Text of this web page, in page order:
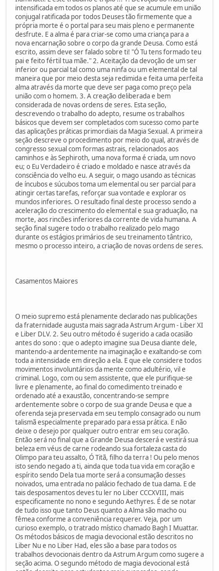
intensificada em todos os planos até que se acumule em união
conjugal ratificada por todos Deuses tão firmemente que a
própria morte é o portal para seu mais pleno e permanente
desfrute. E a alma é para criar-se como uma criança para a
nova encarnação sobre o corpo da grande Deusa. Como está
escrito, assim deve ser falado sobre ti! "Ó Tu tens formado teu
pai e feito fértil tua mãe." 2. Aceitação da devoção de um ser
inferior ou parcial tal como uma ninfa ou um elemental de tal
maneira que por meio desta seja redimida e feita uma perfeita
alma através da morte que deve ser paga como preço pela
união com o homem. 3. A creação deliberada e bem
considerada de novas ordens de seres. Esta seção,
descrevendo o trabalho do adepto, resume os trabalhos
básicos que devem ser completados com sucesso como parte
das aplicações práticas primordiais da Magia Sexual. A primeira
seção descreve o procedimento por meio do qual, através de
congresso sexual com formas astrais, relacionados aos
caminhos e às Sephiroth, uma nova forma é criada, um novo
eu; o Eu Verdadeiro é criado e moldado e nasce através da
consciência do velho eu. A seguir, o mago usando as técnicas
de íncubos e súcubos toma um elemental ou ser parcial para
atingir certas tarefas, reforçar sua vontade e explorar os
mundos inferiores. O resultado final deste processo sendo a
aceleração do crescimento do elemental e sua graduação, na
morte, aos rincões inferiores da corrente de vida humana. A
seção final sugere todo o trabalho realizado pelo mago
durante os estágios primários de seu treinamento tântrico,
mesmo o processo inteiro, a criação de novas ordens de seres.
Casamentos Maiores
O meio supremo está plenamente declarado nas publicações
da fraternidade augusta mais sagrada Astrum Argum - Liber XI
e Liber DLV. 2. Seu outro método é sugerido a cada ocasião
antes do sono : que o adepto imagine sua Deusa diante dele,
mantendo-a ardentemente na imaginação e exaltando-se com
toda a intensidade em direção a ela. E que ele considere todos
movimentos involuntários da mente como adultério, vil e
criminal. Logo, com ou sem assistente, que ele purifique-se
livre e plenamente, ao final do comedimento treinado e
ordenado até a exaustão, concentrando-se sempre
ardentemente sobre o corpo de sua grande Deusa e que a
oferenda seja preservada em seu templo consagrado ou num
talismã especialmente preparado para essa prática. E não
deixe o desejo por qualquer outro entrar em seu coração.
Então será no final que a Grande Deusa descerá e vestirá sua
beleza em véus de carne rodeando sua fortaleza casta do
Olimpo para teu assalto, Ó Titã, filho da terra ! Ou pelo menos
isto sendo negado a ti, ainda que toda tua vida em coração e
espírito sendo Dela tua morte será a consumação desses
noivados, uma entrada no palácio fechado de tua dama. E de
tais desposamentos deves tu ler no Liber CCCXVIII, mais
especificamente no nono e segundo Aethyres. É de se notar
de tudo isso que tanto Deus quanto a Alma são macho ou
fêmea conforme a conveniência requerer. Veja, por um
curioso exemplo, o tratrado místico chamado Bagh I Muattar.
Os métodos básicos de magia devocional estão descritos no
Liber Nu e no Liber Had, eles são a base para todos os
trabalhos devocionais dentro da Astrum Argum como sugere a
seção acima. O segundo método de magia devocional está